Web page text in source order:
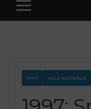
1990 ALLE BEITRÄGE